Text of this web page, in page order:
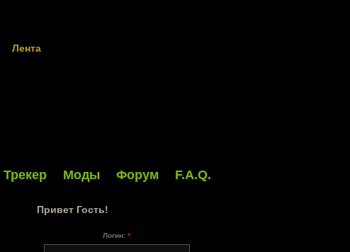
Лента
Трекер Моды Форум F.A.Q.
Привет Гость!
Логин: *